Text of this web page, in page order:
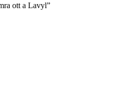
ott a Lavyl”